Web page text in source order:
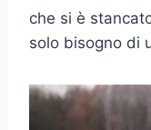
che si è
solo bisogno di